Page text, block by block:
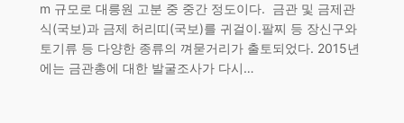
m 규모로 대릉원 고분 중 중간 정도이다. 금관 및 금제관
식(국보)과 금제 허리띠(국보)를 귀걸이.팔찌 등 장신구와
토기류 등 다양한 종류의 껴묻거리가 출토되었다. 2015년
에는 금관총에 대한 발굴조사가 다시…